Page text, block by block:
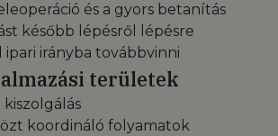
és a gyors betanítás
később lépésről lépésre
ipari irányba továbbvinni
területek
koordináló folyamatok